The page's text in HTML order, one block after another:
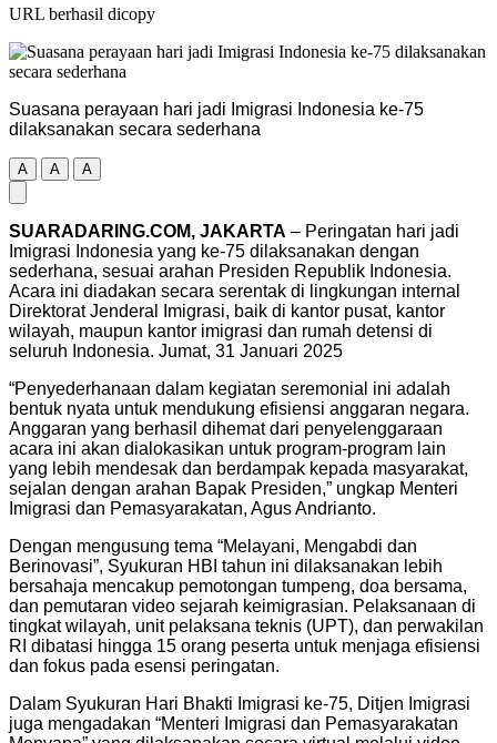
URL berhasil dicopy
Suasana perayaan hari jadi Imigrasi Indonesia ke-75
dilaksanakan secara sederhana
A A A
SUARADARING.COM, JAKARTA – Peringatan hari jadi
Imigrasi Indonesia yang ke-75 dilaksanakan dengan
sederhana, sesuai arahan Presiden Republik Indonesia.
Acara ini diadakan secara serentak di lingkungan internal
Direktorat Jenderal Imigrasi, baik di kantor pusat, kantor
wilayah, maupun kantor imigrasi dan rumah detensi di
seluruh Indonesia. Jumat, 31 Januari 2025
“Penyederhanaan dalam kegiatan seremonial ini adalah
bentuk nyata untuk mendukung efisiensi anggaran negara.
Anggaran yang berhasil dihemat dari penyelenggaraan
acara ini akan dialokasikan untuk program-program lain
yang lebih mendesak dan berdampak kepada masyarakat,
sejalan dengan arahan Bapak Presiden,” ungkap Menteri
Imigrasi dan Pemasyarakatan, Agus Andrianto.
Dengan mengusung tema “Melayani, Mengabdi dan
Berinovasi”, Syukuran HBI tahun ini dilaksanakan lebih
bersahaja mencakup pemotongan tumpeng, doa bersama,
dan pemutaran video sejarah keimigrasian. Pelaksanaan di
tingkat wilayah, unit pelaksana teknis (UPT), dan perwakilan
RI dibatasi hingga 15 orang peserta untuk menjaga efisiensi
dan fokus pada esensi peringatan.
Dalam Syukuran Hari Bhakti Imigrasi ke-75, Ditjen Imigrasi
juga mengadakan “Menteri Imigrasi dan Pemasyarakatan